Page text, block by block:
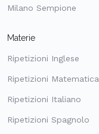
Milano Sempione
Materie
Ripetizioni Inglese
Ripetizioni Matematica
Ripetizioni Italiano
Ripetizioni Spagnolo